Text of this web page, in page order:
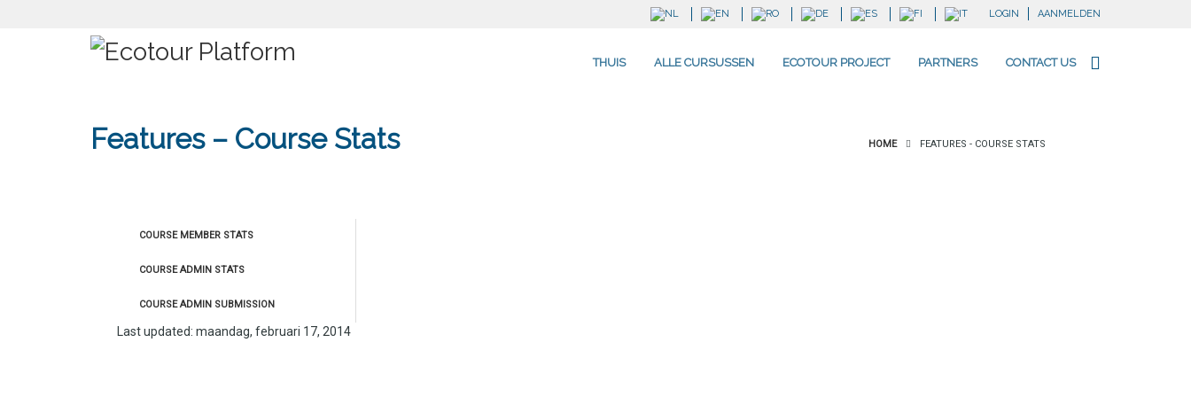
LOGIN AANMELDEN
THUIS ALLE CURSUSSEN ECOTOUR PROJECT PARTNERS CONTACT US
Features – Course Stats HOME FEATURES - COURSE STATS
COURSE MEMBER STATS
COURSE ADMIN STATS
COURSE ADMIN SUBMISSION
Last updated: maandag, februari 17, 2014